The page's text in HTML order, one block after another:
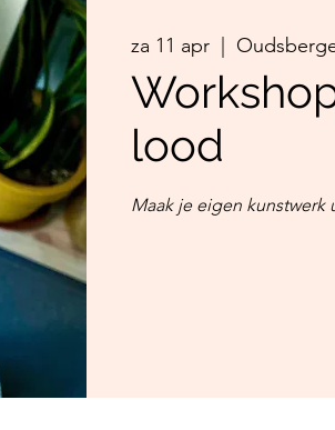
za 11 apr
  |
lood
Maak je eigen kunstwerk